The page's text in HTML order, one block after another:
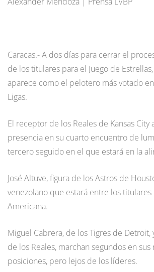
Caracas.- A dos días para cerrar el
de los titulares para el Juego de
aparece como el pelotero más votado
Ligas.
El receptor de los Reales de Kansas City
presencia en su cuarto encuentro de
tercero seguido en el que estará en la
José Altuve, figura de los Astros de
venezolano que estará entre los titulares
Americana.
Miguel Cabrera, de los Tigres de Detroit,
de los Reales, marchan segundos en sus
posiciones, pero lejos de los líderes.